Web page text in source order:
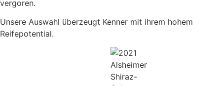
vergoren.
Unsere Auswahl überzeugt Kenner mit ihrem hohem
Reifepotential.